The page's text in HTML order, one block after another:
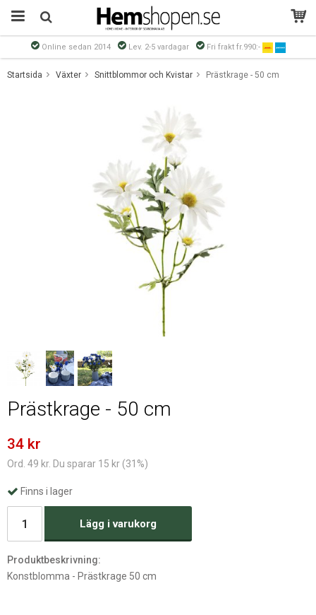
Online sedan 2014 Lev. 2-5 vardagar Fri frakt fr.990:-
Startsida Växter Snittblommor och Kvistar Prästkrage - 50 cm
Prästkrage - 50 cm
34 kr
Ord. 49 kr. Du sparar 15 kr (31%)
Finns i lager
Lägg i varukorg
Produktbeskrivning:
Konstblomma - Prästkrage 50 cm